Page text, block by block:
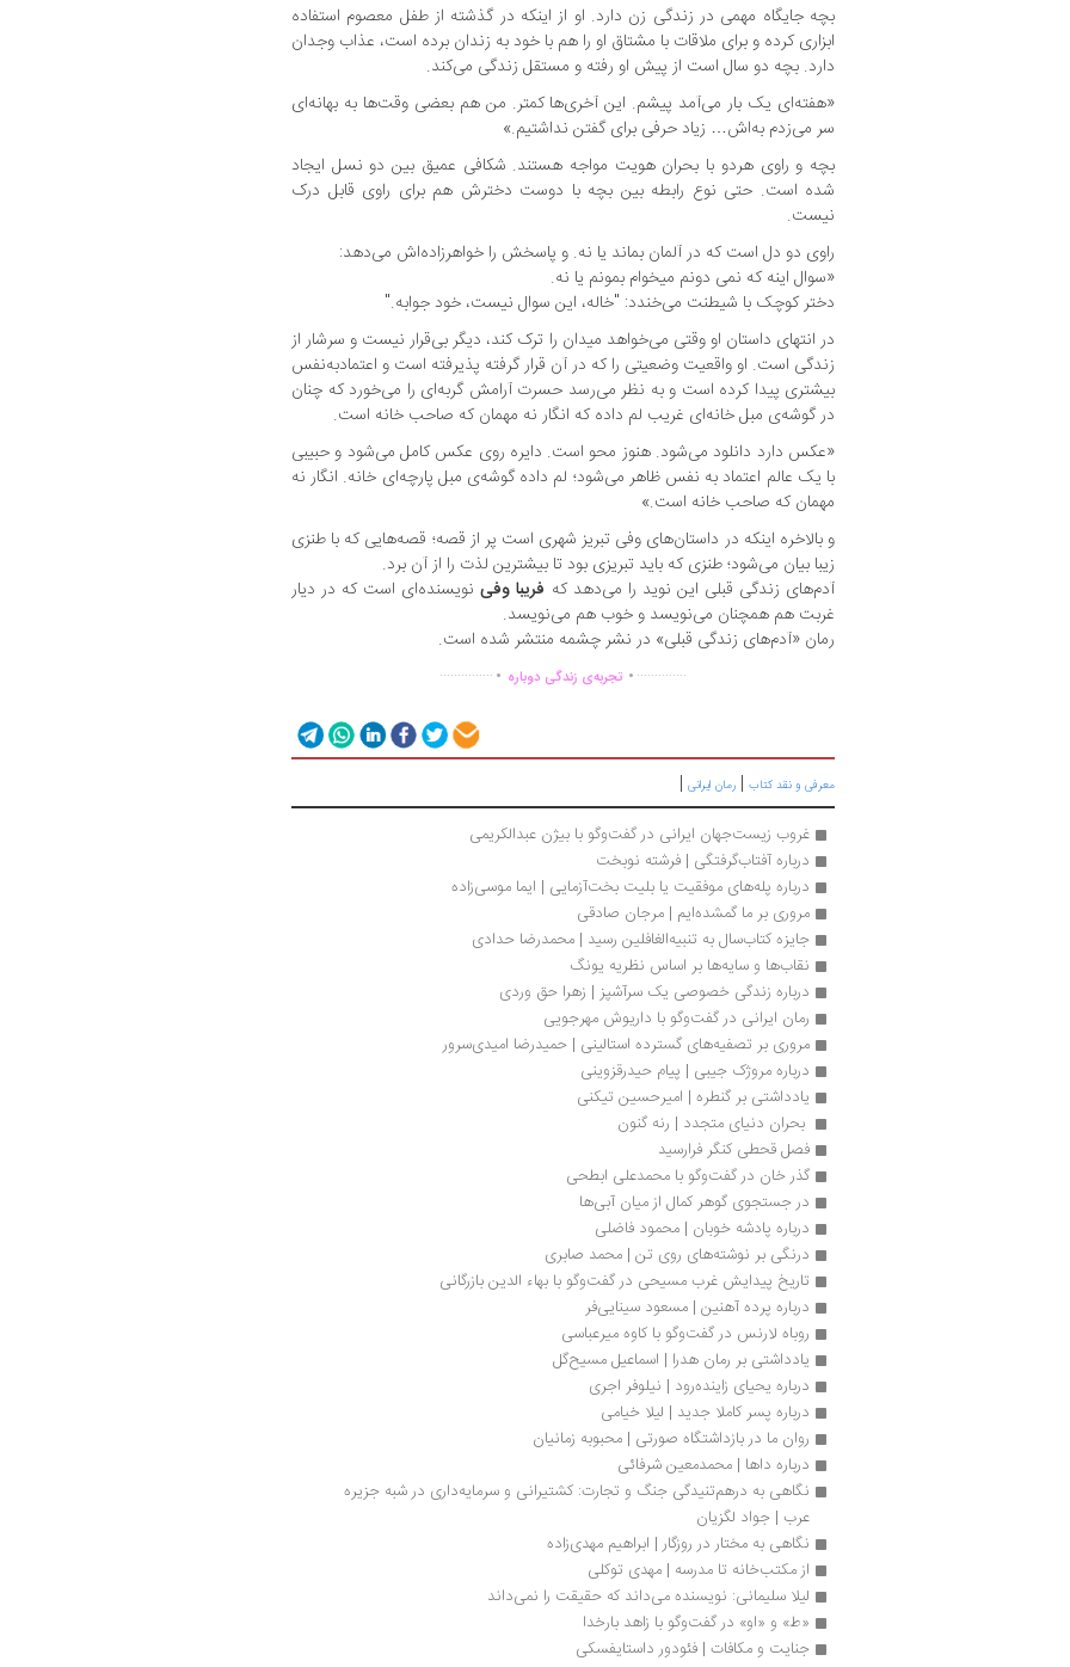
بچه جایگاه مهمی در زندگی زن دارد. او از اینکه در گذشته از طفل معصوم استفاده
ابزاری کرده و برای ملاقات با مشتاق او را هم با خود به زندان برده است، عذاب وجدان
دارد. بچه دو سال است از پیش او رفته و مستقل زندگی می‌کند.
«هفته‌ای یک بار می‌آمد پیشم. این آخری‌ها کمتر. من هم بعضی وقت‌ها به بهانه‌ای
سر می‌زدم به‌اش… زیاد حرفی برای گفتن نداشتیم.»
بچه و راوی هردو با بحران هویت مواجه هستند. شکافی عمیق بین دو نسل ایجاد
شده است. حتی نوع رابطه بین بچه با دوست دخترش هم برای راوی قابل درک
نیست.
راوی دو دل است که در آلمان بماند یا نه. و پاسخش را خواهرزاده‌اش می‌دهد:
«سوال اینه که نمی دونم می‎خوام بمونم یا نه.
دختر کوچک با شیطنت می‌خندد: "خاله، این سوال نیست، خود جوابه."
در انتهای داستان او وقتی می‌خواهد میدان را ترک کند، دیگر بی‌قرار نیست و سرشار از
زندگی است. او واقعیت وضعیتی را که در آن قرار گرفته پذیرفته است و اعتمادبه‌نفس
بیشتری پیدا کرده است و به نظر می‌رسد حسرت آرامش گربه‌ای را می‌خورد که چنان
در گوشه‌ی مبل خانه‌ای غریب لم داده که انگار نه مهمان که صاحب خانه است.
«عکس دارد دانلود می‌شود. هنوز محو است. دایره روی عکس کامل می‌شود و حبیبی
با یک عالم اعتماد به نفس ظاهر می‌شود؛ لم داده گوشه‌ی مبل پارچه‌ای خانه. انگار نه
مهمان که صاحب خانه است.»
و بالاخره اینکه در داستان‌های وفی تبریز شهری است پر از قصه؛ قصه‌هایی که با طنزی
زیبا بیان می‌شود؛ طنزی که باید تبریزی بود تا بیشترین لذت را از آن برد.
آدم‌های زندگی قبلی این نوید را می‌دهد که فریبا وفی نویسنده‌ای است که در دیار
غربت هم همچنان می‌نویسد و خوب هم می‌نویسد.
رمان «آدم‌های زندگی قبلی» در نشر چشمه منتشر شده است.
................ تجربه‌ی زندگی دوباره. ..............
معرفی و نقد کتاب | رمان ایرانی |
غروب زیست‌جهان ایرانی در گفت‌وگو با بیژن عبدالکریمی
درباره آفتاب‌گرفتگی | فرشته نوبخت
درباره پله‌های موفقیت یا بلیت بخت‌آزمایی | ایما موسی‌زاده
مروری بر ما گمشده‌ایم | مرجان صادقی
جایزه کتاب‌سال به تنبیه‌الغافلین رسید | محمدرضا حدادی
نقاب‌ها و سایه‌ها بر اساس نظریه یونگ
درباره زندگی خصوصی یک سرآشپز | زهرا حق وردی
رمان ایرانی در گفت‌وگو با داریوش مهرجویی
مروری بر تصفیه‌های گسترده استالینی | حمیدرضا امیدی‌سرور
درباره مروژک جیبی | پیام حیدرقزوینی
یادداشتی بر گنطره | امیرحسین تیکنی
بحران دنیای متجدد | رنه گنون
فصل قحطی کنگر فرارسید
گذر خان در گفت‌وگو با محمدعلی ابطحی
در جستجوی گوهر کمال از میان آبی‌ها
درباره پادشه خوبان | محمود فاضلی
درنگی بر نوشته‌های روی تن | محمد صابری
تاریخ پیدایش غرب مسیحی در گفت‌وگو با بهاء الدین بازرگانی
د‌‌‌‌‌رباره‌ پرده آهنین | مسعود سینایی‌فر
روباه لارنس در گفت‌وگو با کاوه میرعباسی
یادداشتی بر رمان هدرا | اسماعیل مسیح‌گل
درباره یحیای زاینده‌رود | نیلوفر اجری
درباره پسر کاملا جدید | لیلا خیامی
روان ما در بازداشتگاه صورتی | محبوبه زمانیان
درباره داها | محمدمعین شرفائی
عرب | جواد لگزیان
نگاهی به مختار در روزگار | ابراهیم مهدی‌زاده
از مکتب‌خانه تا مدرسه | مهدی توکلی
لیلا سلیمانی: نویسنده می‌داند که حقیقت را نمی‌داند
«ط» و «او» در گفت‌وگو با زاهد بارخدا
جنایت و مکافات | فئودور داستایفسکی